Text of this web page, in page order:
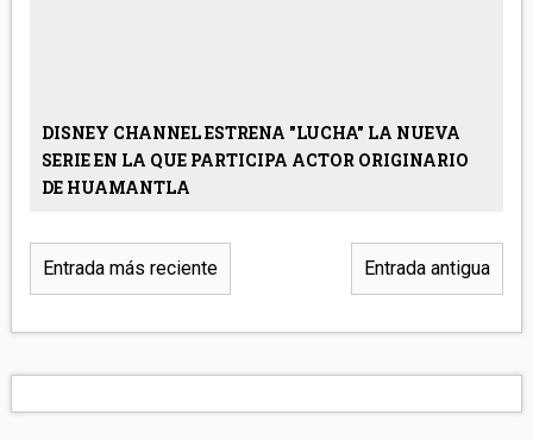
DISNEY CHANNEL ESTRENA "LUCHA" LA NUEVA
SERIE EN LA QUE PARTICIPA ACTOR ORIGINARIO
DE HUAMANTLA
Entrada más reciente Entrada antigua